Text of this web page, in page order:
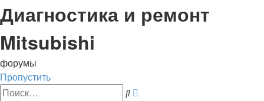
Диагностика и ремонт
Mitsubishi
форумы
Пропустить
Поиск